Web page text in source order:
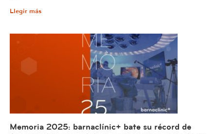
Llegir más
Memoria 2025: barnaclínic+ bate su récord de